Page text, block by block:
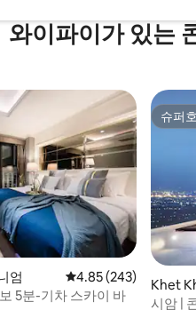
와이파이가 있는
엄 평점 4.85점(5점 만점
4.85 (243)
5분-기차 스카이 바
슈퍼
슈퍼
Khet
엄
시암 |